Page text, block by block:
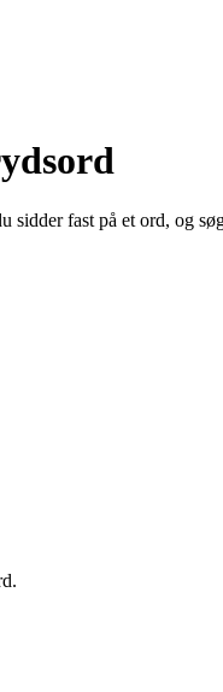
fast på et ord, og